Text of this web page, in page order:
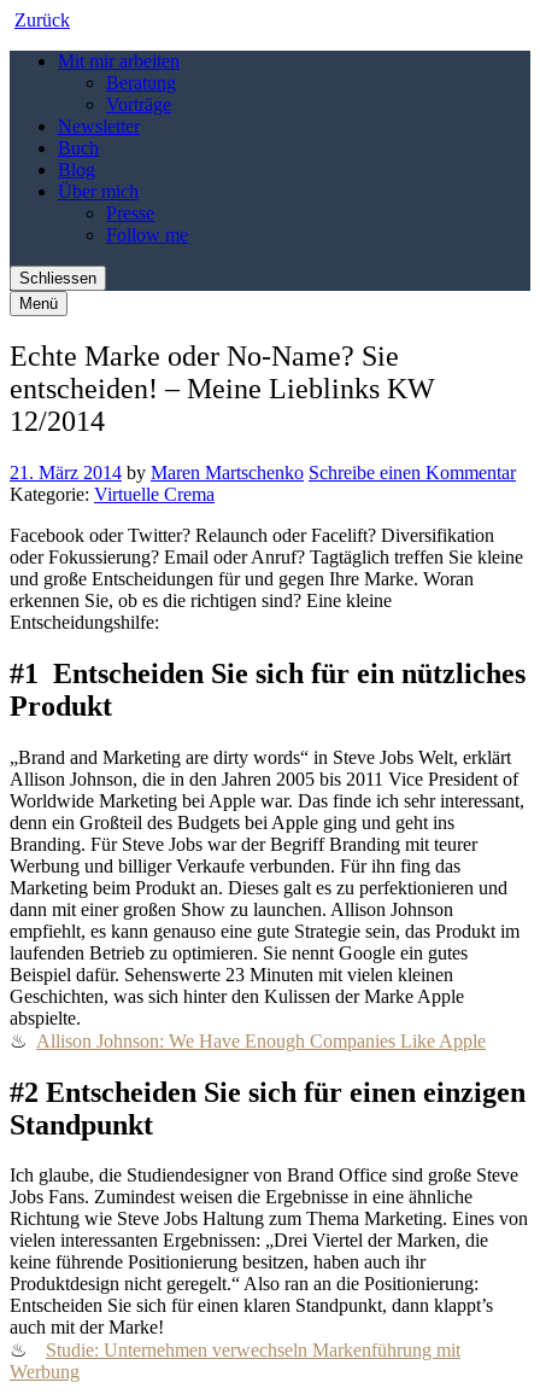
Zurück
Mit mir arbeiten
Beratung
Vorträge
Newsletter
Buch
Blog
Über mich
Presse
Follow me
Schliessen
Menü
Echte Marke oder No-Name? Sie
entscheiden! – Meine Lieblinks KW
12/2014
21. März 2014 by Maren Martschenko Schreibe einen Kommentar
Kategorie: Virtuelle Crema
Facebook oder Twitter? Relaunch oder Facelift? Diversifikation
oder Fokussierung? Email oder Anruf? Tagtäglich treffen Sie kleine
und große Entscheidungen für und gegen Ihre Marke. Woran
erkennen Sie, ob es die richtigen sind? Eine kleine
Entscheidungshilfe:
#1 Entscheiden Sie sich für ein nützliches
Produkt
„Brand and Marketing are dirty words“ in Steve Jobs Welt, erklärt
Allison Johnson, die in den Jahren 2005 bis 2011 Vice President of
Worldwide Marketing bei Apple war. Das finde ich sehr interessant,
denn ein Großteil des Budgets bei Apple ging und geht ins
Branding. Für Steve Jobs war der Begriff Branding mit teurer
Werbung und billiger Verkaufe verbunden. Für ihn fing das
Marketing beim Produkt an. Dieses galt es zu perfektionieren und
dann mit einer großen Show zu launchen. Allison Johnson
empfiehlt, es kann genauso eine gute Strategie sein, das Produkt im
laufenden Betrieb zu optimieren. Sie nennt Google ein gutes
Beispiel dafür. Sehenswerte 23 Minuten mit vielen kleinen
Geschichten, was sich hinter den Kulissen der Marke Apple
abspielte.
♨ Allison Johnson: We Have Enough Companies Like Apple
#2 Entscheiden Sie sich für einen einzigen
Standpunkt
Ich glaube, die Studiendesigner von Brand Office sind große Steve
Jobs Fans. Zumindest weisen die Ergebnisse in eine ähnliche
Richtung wie Steve Jobs Haltung zum Thema Marketing. Eines von
vielen interessanten Ergebnissen: „Drei Viertel der Marken, die
keine führende Positionierung besitzen, haben auch ihr
Produktdesign nicht geregelt.“ Also ran an die Positionierung:
Entscheiden Sie sich für einen klaren Standpunkt, dann klappt’s
auch mit der Marke!
♨
Studie: Unternehmen verwechseln Markenführung mit
Werbung